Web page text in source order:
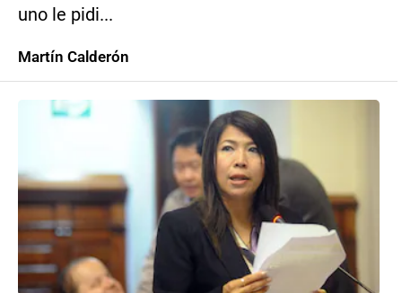
uno le pidi...
Martín Calderón